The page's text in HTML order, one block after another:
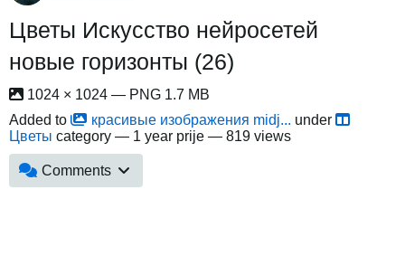
Цветы Искусство нейросетей
новые горизонты (26)
1024 × 1024 — PNG 1.7 MB
Added to
красивые изображения midj... under
Цветы category — 1 year prije — 819 views
Comments